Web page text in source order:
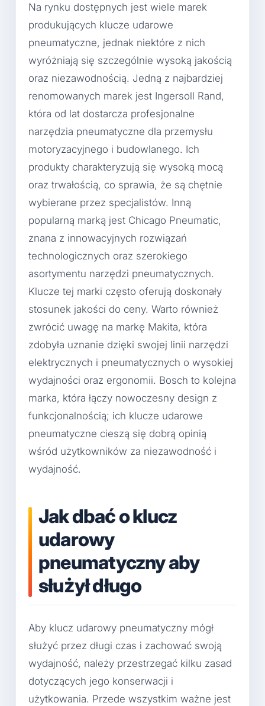
Na rynku dostępnych jest wiele marek
produkujących klucze udarowe
pneumatyczne, jednak niektóre z nich
wyróżniają się szczególnie wysoką jakością
oraz niezawodnością. Jedną z najbardziej
renomowanych marek jest Ingersoll Rand,
która od lat dostarcza profesjonalne
narzędzia pneumatyczne dla przemysłu
motoryzacyjnego i budowlanego. Ich
produkty charakteryzują się wysoką mocą
oraz trwałością, co sprawia, że są chętnie
wybierane przez specjalistów. Inną
popularną marką jest Chicago Pneumatic,
znana z innowacyjnych rozwiązań
technologicznych oraz szerokiego
asortymentu narzędzi pneumatycznych.
Klucze tej marki często oferują doskonały
stosunek jakości do ceny. Warto również
zwrócić uwagę na markę Makita, która
zdobyła uznanie dzięki swojej linii narzędzi
elektrycznych i pneumatycznych o wysokiej
wydajności oraz ergonomii. Bosch to kolejna
marka, która łączy nowoczesny design z
funkcjonalnością; ich klucze udarowe
pneumatyczne cieszą się dobrą opinią
wśród użytkowników za niezawodność i
wydajność.
Jak dbać o klucz
udarowy
pneumatyczny aby
służył długo
Aby klucz udarowy pneumatyczny mógł
służyć przez długi czas i zachować swoją
wydajność, należy przestrzegać kilku zasad
dotyczących jego konserwacji i
użytkowania. Przede wszystkim ważne jest